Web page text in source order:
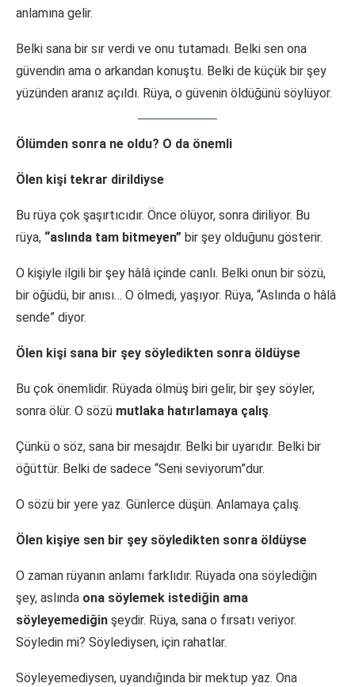
anlamına gelir.
Belki sana bir sır verdi ve onu tutamadı. Belki sen ona
güvendin ama o arkandan konuştu. Belki de küçük bir şey
yüzünden aranız açıldı. Rüya, o güvenin öldüğünü söylüyor.
Ölümden sonra ne oldu? O da önemli
Ölen kişi tekrar dirildiyse
Bu rüya çok şaşırtıcıdır. Önce ölüyor, sonra diriliyor. Bu
rüya, “aslında tam bitmeyen” bir şey olduğunu gösterir.
O kişiyle ilgili bir şey hâlâ içinde canlı. Belki onun bir sözü,
bir öğüdü, bir anısı… O ölmedi, yaşıyor. Rüya, “Aslında o hâlâ
sende” diyor.
Ölen kişi sana bir şey söyledikten sonra öldüyse
Bu çok önemlidir. Rüyada ölmüş biri gelir, bir şey söyler,
sonra ölür. O sözü mutlaka hatırlamaya çalış.
Çünkü o söz, sana bir mesajdır. Belki bir uyarıdır. Belki bir
öğüttür. Belki de sadece “Seni seviyorum”dur.
O sözü bir yere yaz. Günlerce düşün. Anlamaya çalış.
Ölen kişiye sen bir şey söyledikten sonra öldüyse
O zaman rüyanın anlamı farklıdır. Rüyada ona söylediğin
şey, aslında ona söylemek istediğin ama
söyleyemediğin şeydir. Rüya, sana o fırsatı veriyor.
Söyledin mi? Söylediysen, için rahatlar.
Söyleyemediysen, uyandığında bir mektup yaz. Ona